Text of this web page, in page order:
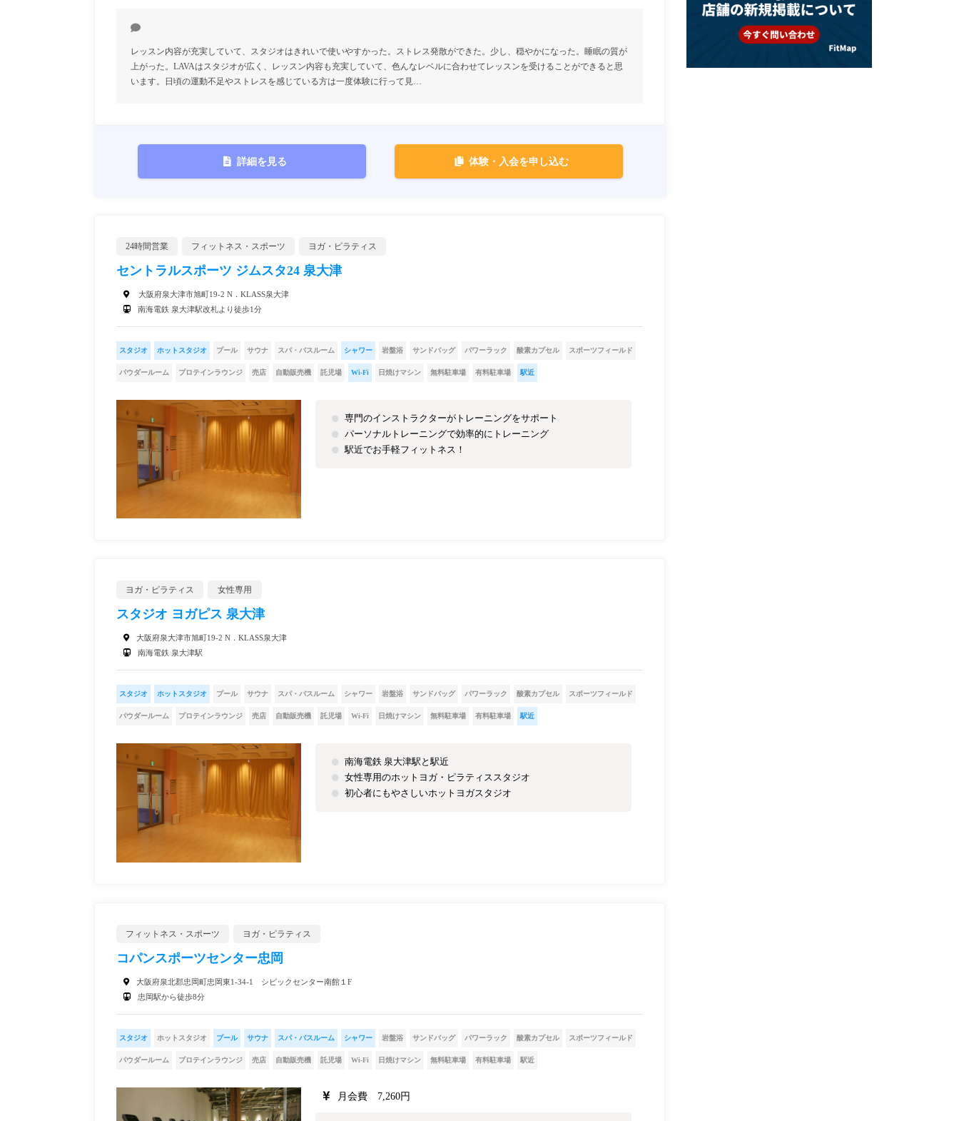
レッスン内容が充実していて、スタジオはきれいで使いやすかった。ストレス発散ができた。少し、穏やかになった。睡眠の質が
上がった。LAVAはスタジオが広く、レッスン内容も充実していて、色んなレベルに合わせてレッスンを受けることができると思
います。日頃の運動不足やストレスを感じている方は一度体験に行って見…
詳細を見る 体験・入会を申し込む
24時間営業 フィットネス・スポーツ ヨガ・ピラティス
セントラルスポーツ ジムスタ24 泉大津
大阪府泉大津市旭町19-2 N．KLASS泉大津
南海電鉄 泉大津駅改札より徒歩1分
スタジオ ホットスタジオ プール サウナ スパ・バスルーム シャワー 岩盤浴 サンドバッグ パワーラック 酸素カプセル スポーツフィールド
パウダールーム プロテインラウンジ 売店 自動販売機 託児場 Wi-Fi 日焼けマシン 無料駐車場 有料駐車場 駅近
専門のインストラクターがトレーニングをサポート
パーソナルトレーニングで効率的にトレーニング
駅近でお手軽フィットネス！
ヨガ・ピラティス 女性専用
スタジオ ヨガピス 泉大津
大阪府泉大津市旭町19-2 N．KLASS泉大津
南海電鉄 泉大津駅
スタジオ ホットスタジオ プール サウナ スパ・バスルーム シャワー 岩盤浴 サンドバッグ パワーラック 酸素カプセル スポーツフィールド
パウダールーム プロテインラウンジ 売店 自動販売機 託児場 Wi-Fi 日焼けマシン 無料駐車場 有料駐車場 駅近
南海電鉄 泉大津駅と駅近
女性専用のホットヨガ・ピラティススタジオ
初心者にもやさしいホットヨガスタジオ
フィットネス・スポーツ ヨガ・ピラティス
コパンスポーツセンター忠岡
大阪府泉北郡忠岡町忠岡東1-34-1 シビックセンター南館１F
忠岡駅から徒歩8分
スタジオ ホットスタジオ プール サウナ スパ・バスルーム シャワー 岩盤浴 サンドバッグ パワーラック 酸素カプセル スポーツフィールド
パウダールーム プロテインラウンジ 売店 自動販売機 託児場 Wi-Fi 日焼けマシン 無料駐車場 有料駐車場 駅近
月会費 7,260円